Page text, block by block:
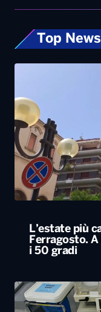
Top News
L’estate più
Ferragosto.
i 50 gradi